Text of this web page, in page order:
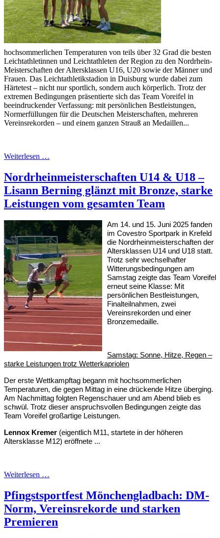
hochsommerlichen Temperaturen von teils über 32 Grad die besten
Leichtathletinnen und Leichtathleten der Region zu den Nordrhein-
Meisterschaften der Altersklassen U16, U20 sowie der Männer und
Frauen. Das Leichtathletikstadion in Duisburg wurde dabei zum
Härtetest – nicht nur sportlich, sondern auch körperlich. Trotz der
extremen Bedingungen präsentierte sich das Team Voreifel in
beeindruckender Verfassung: mit persönlichen Bestleistungen,
Normerfüllungen für die Deutschen Meisterschaften, mehreren
Vereinsrekorden – und einem ganzen Strauß an Medaillen...
Weiterlesen …
Nordrheinmeisterschaften U14 & U18 –
Lisann Berning glänzt mit Bronze, starke
Leistungen vom gesamten Team
Am 14. und 15. Juni 2025 fanden
im Covestro Sportpark in Krefeld
die Nordrheinmeisterschaften der
Altersklassen U14 und U18 statt.
Trotz sehr wechselhafter
Witterungsbedingungen am
Samstag zeigte das Team Voreifel
erneut seine Klasse: Mit
persönlichen Bestleistungen,
Finalteilnahmen, zwei
Vereinsrekorden und einer
Bronzemedaille.
Samstag: Sonne, Hitze, Regen –
starke Leistungen trotz Wetterkapriolen
Der erste Wettkampftag begann mit hochsommerlichen
Temperaturen, die gegen Mittag in eine drückende Hitze überging.
Am Nachmittag folgten Regenschauer und am Abend blieb es
schwül. Trotz dieser anspruchsvollen Bedingungen zeigte das
Team Voreifel großartige Leistungen.
Lennox Kremer (eigentlich M11, startete in der höheren
Altersklasse M12) eröffnete ...
Weiterlesen …
Pfingstsportfest Mönchengladbach: DM-
Norm, Vereinsrekorde und starken
Premieren